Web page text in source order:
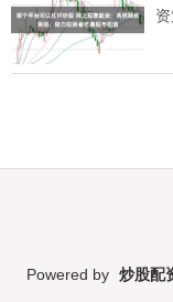
Powered by 炒股配